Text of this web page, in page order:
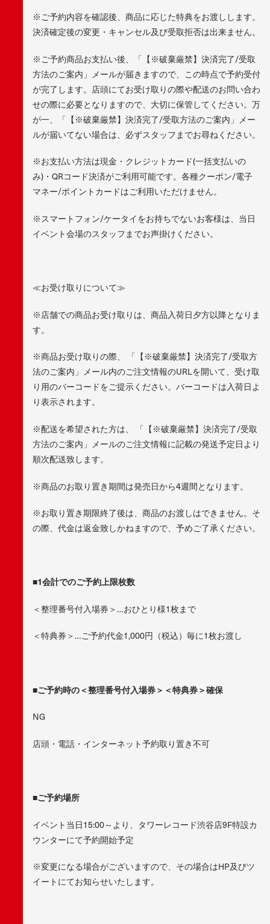
※ご予約内容を確認後、商品に応じた特典をお渡しします。
決済確定後の変更・キャンセル及び受取拒否は出来ません。
※ご予約商品お支払い後、「【※破棄厳禁】決済完了/受取
方法のご案内」メールが届きますので、この時点で予約受付
が完了します。店頭にてお受け取りの際や配送のお問い合わ
せの際に必要となりますので、大切に保管してください。万
が一、「【※破棄厳禁】決済完了/受取方法のご案内」メー
ルが届いてない場合は、必ずスタッフまでお尋ねください。
※お支払い方法は現金・クレジットカード(一括支払いの
み)・QRコード決済がご利用可能です。各種クーポン/電子
マネー/ポイントカードはご利用いただけません。
※スマートフォン/ケータイをお持ちでないお客様は、当日
イベント会場のスタッフまでお声掛けください。
≪お受け取りについて≫
※店舗での商品お受け取りは、商品入荷日夕方以降となりま
す。
※商品お受け取りの際、 「【※破棄厳禁】決済完了/受取方
法のご案内」メール内のご注文情報のURLを開いて、受け取
り用のバーコードをご提示ください。バーコードは入荷日よ
り表示されます。
※配送を希望された方は、 「【※破棄厳禁】決済完了/受取
方法のご案内」メールのご注文情報に記載の発送予定日より
順次配送致します。
※商品のお取り置き期間は発売日から4週間となります。
※お取り置き期限終了後は、商品のお渡しはできません。そ
の際、代金は返金致しかねますので、予めご了承ください。
■1会計でのご予約上限枚数
＜整理番号付入場券＞…おひとり様1枚まで
＜特典券＞…ご予約代金1,000円（税込）毎に1枚お渡し
■ご予約時の＜整理番号付入場券＞＜特典券＞確保
NG
店頭・電話・インターネット予約取り置き不可
■ご予約場所
イベント当日15:00～より、タワーレコード渋谷店9F特設カ
ウンターにて予約開始予定
※変更になる場合がございますので、その場合はHP及びツ
イートにてお知らせいたします。